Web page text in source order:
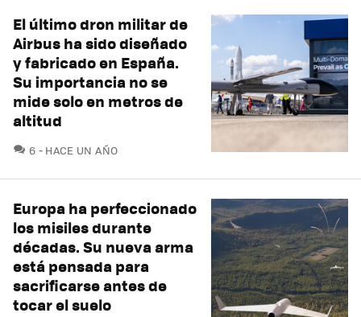
El último dron militar de
Airbus ha sido diseñado
y fabricado en España.
Su importancia no se
mide solo en metros de
altitud
6 COMENTARIOS
HACE UN AÑO
Europa ha perfeccionado
los misiles durante
décadas. Su nueva arma
está pensada para
sacrificarse antes de
tocar el suelo